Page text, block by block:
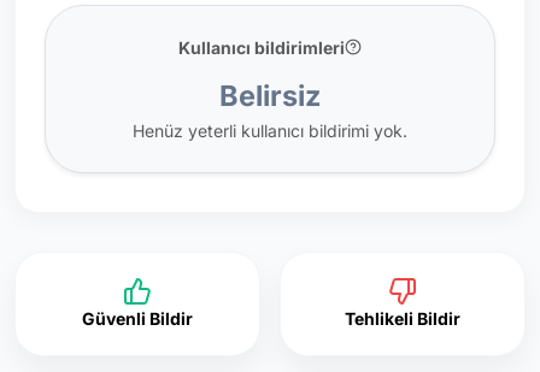
Kullanıcı bildirimleri
Belirsiz
Henüz yeterli kullanıcı bildirimi yok.
Güvenli Bildir Tehlikeli Bildir